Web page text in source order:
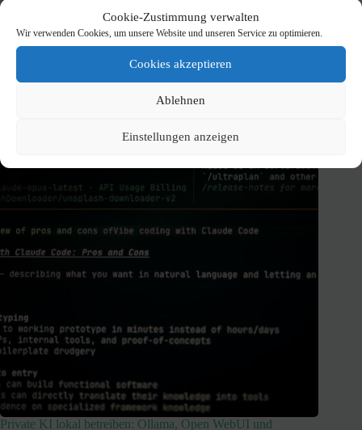
Cookie-Zustimmung verwalten
Wir verwenden Cookies, um unsere Website und unseren Service zu optimieren.
Cookies akzeptieren
Ablehnen
Einstellungen anzeigen
Coolify auf einem Hetzner VPS installieren – Schritt für
Schritt
Private KI lokal betreiben: Ollama, Open WebUI und